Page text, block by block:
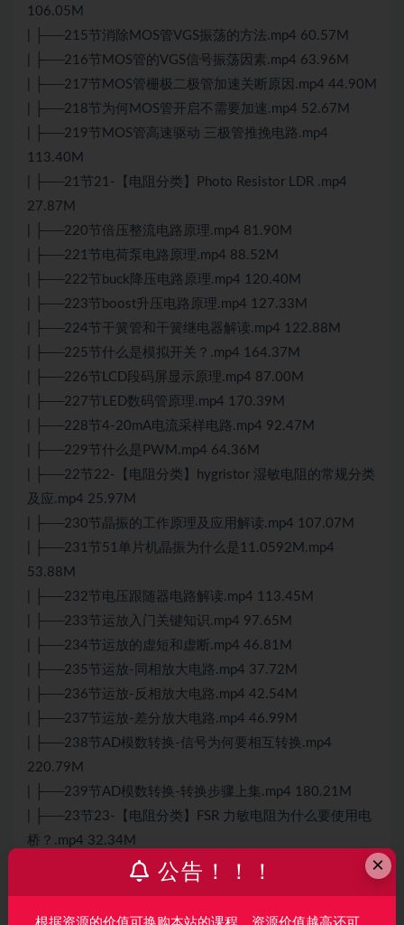
106.05M
| ├──215节消除MOS管VGS振荡的方法.mp4 60.57M
| ├──216节MOS管的VGS信号振荡因素.mp4 63.96M
| ├──217节MOS管栅极二极管加速关断原因.mp4 44.90M
| ├──218节为何MOS管开启不需要加速.mp4 52.67M
| ├──219节MOS管高速驱动 三极管推挽电路.mp4
113.40M
| ├──21节21-【电阻分类】Photo Resistor LDR .mp4
27.87M
| ├──220节倍压整流电路原理.mp4 81.90M
| ├──221节电荷泵电路原理.mp4 88.52M
| ├──222节buck降压电路原理.mp4 120.40M
| ├──223节boost升压电路原理.mp4 127.33M
| ├──224节干簧管和干簧继电器解读.mp4 122.88M
| ├──225节什么是模拟开关？.mp4 164.37M
| ├──226节LCD段码屏显示原理.mp4 87.00M
| ├──227节LED数码管原理.mp4 170.39M
| ├──228节4-20mA电流采样电路.mp4 92.47M
| ├──229节什么是PWM.mp4 64.36M
| ├──22节22-【电阻分类】hygristor 湿敏电阻的常规分类
及应.mp4 25.97M
| ├──230节晶振的工作原理及应用解读.mp4 107.07M
| ├──231节51单片机晶振为什么是11.0592M.mp4
53.88M
| ├──232节电压跟随器电路解读.mp4 113.45M
| ├──233节运放入门关键知识.mp4 97.65M
| ├──234节运放的虚短和虚断.mp4 46.81M
| ├──235节运放-同相放大电路.mp4 37.72M
| ├──236节运放-反相放大电路.mp4 42.54M
| ├──237节运放-差分放大电路.mp4 46.99M
| ├──238节AD模数转换-信号为何要相互转换.mp4
220.79M
| ├──239节AD模数转换-转换步骤上集.mp4 180.21M
| ├──23节23-【电阻分类】FSR 力敏电阻为什么要使用电
桥？.mp4 32.34M
| ├──240节AD模数转换-转换步骤下集.mp4 218.84M
189.90M
×
公告！！！